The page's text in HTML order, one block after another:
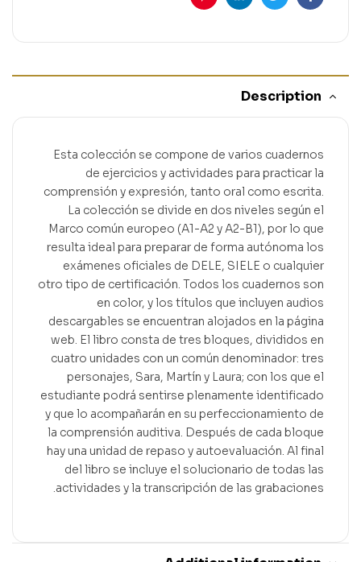
Facebook
Twitter
Linkedin
Pinterest
Description
Esta colección se compone de varios cuadernos
de ejercicios y actividades para practicar la
comprensión y expresión, tanto oral como escrita.
La colección se divide en dos niveles según el
Marco común europeo (A1-A2 y A2-B1), por lo que
resulta ideal para preparar de forma autónoma los
exámenes oficiales de DELE, SIELE o cualquier
otro tipo de certificación. Todos los cuadernos son
en color, y los títulos que incluyen audios
descargables se encuentran alojados en la página
web. El libro consta de tres bloques, divididos en
cuatro unidades con un común denominador: tres
personajes, Sara, Martín y Laura; con los que el
estudiante podrá sentirse plenamente identificado
y que lo acompañarán en su perfeccionamiento de
la comprensión auditiva. Después de cada bloque
hay una unidad de repaso y autoevaluación. Al final
del libro se incluye el solucionario de todas las
actividades y la transcripción de las grabaciones.